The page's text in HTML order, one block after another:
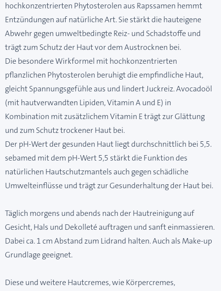
hochkonzentrierten Phytosterolen aus Rapssamen hemmt
Entzündungen auf natürliche Art. Sie stärkt die hauteigene
Abwehr gegen umweltbedingte Reiz- und Schadstoffe und
trägt zum Schutz der Haut vor dem Austrocknen bei.
Die besondere Wirkformel mit hochkonzentrierten
pflanzlichen Phytosterolen beruhigt die empfindliche Haut,
gleicht Spannungsgefühle aus und lindert Juckreiz. Avocadoöl
(mit hautverwandten Lipiden, Vitamin A und E) in
Kombination mit zusätzlichem Vitamin E trägt zur Glättung
und zum Schutz trockener Haut bei.
Der pH-Wert der gesunden Haut liegt durchschnittlich bei 5,5.
sebamed mit dem pH-Wert 5,5 stärkt die Funktion des
natürlichen Hautschutzmantels auch gegen schädliche
Umwelteinflüsse und trägt zur Gesunderhaltung der Haut bei.
Täglich morgens und abends nach der Hautreinigung auf
Gesicht, Hals und Dekolleté auftragen und sanft einmassieren.
Dabei ca. 1 cm Abstand zum Lidrand halten. Auch als Make-up
Grundlage geeignet.
Diese und weitere Hautcremes, wie Körpercremes,